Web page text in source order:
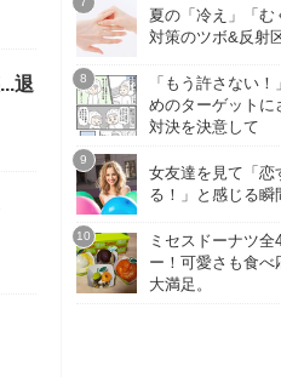
夏の「冷え」「む
対策のツボ&反射
「もう許さない
めのターゲットに
対決を決意して
女友達を見て「恋
る！」と感じる瞬
ミセスドーナツ全
ー！可愛さも食
大満足。
退